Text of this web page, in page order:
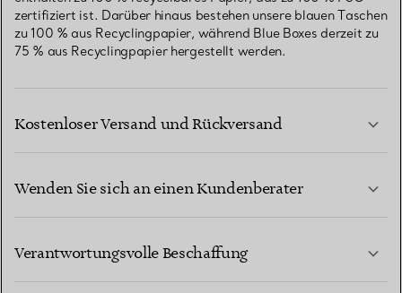
zertifiziert ist. Darüber hinaus bestehen unsere blauen Taschen
zu 100 % aus Recyclingpapier, während Blue Boxes derzeit zu
75 % aus Recyclingpapier hergestellt werden.
Kostenloser Versand und Rückversand
Wenden Sie sich an einen Kundenberater
Verantwortungsvolle Beschaffung